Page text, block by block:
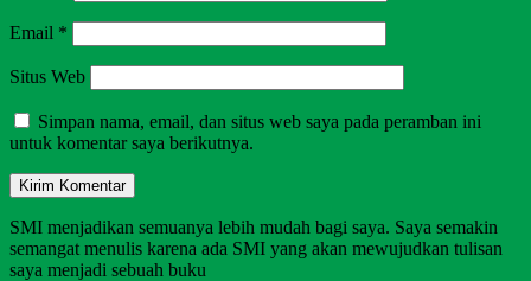
Email *
Situs Web
Simpan nama, email, dan situs web saya pada peramban ini
untuk komentar saya berikutnya.
SMI menjadikan semuanya lebih mudah bagi saya. Saya semakin
semangat menulis karena ada SMI yang akan mewujudkan tulisan
saya menjadi sebuah buku